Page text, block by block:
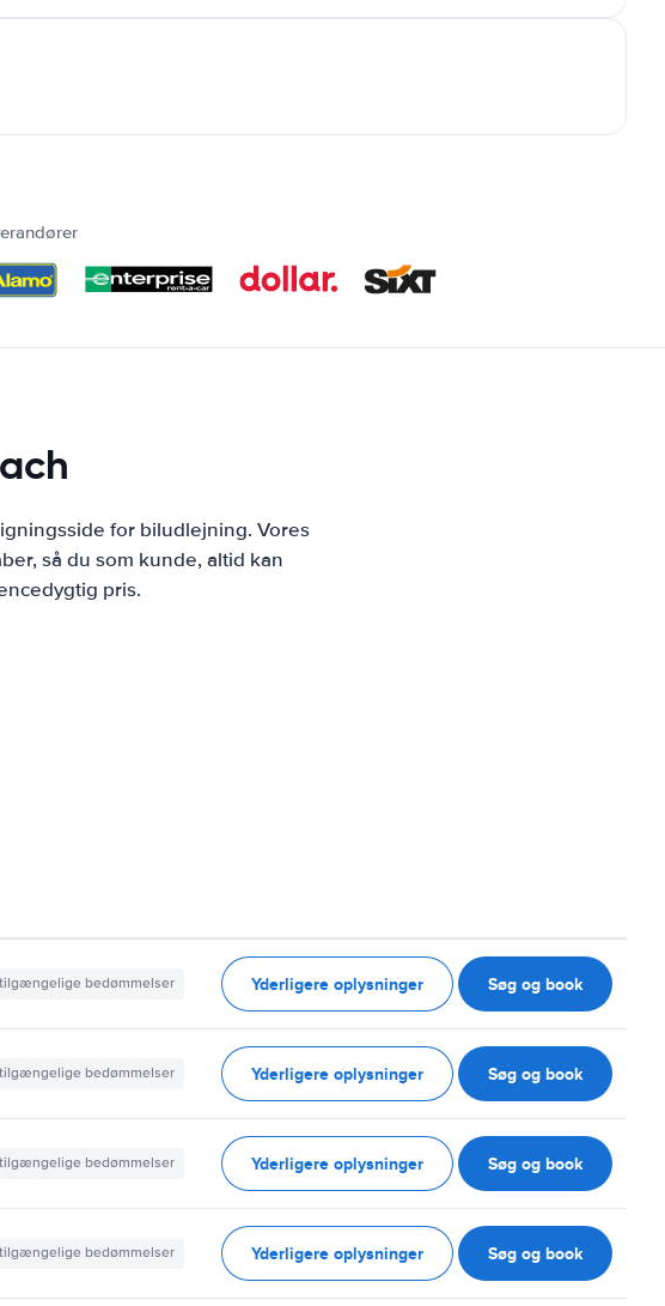
for biludlejning. Vores
så du som kunde, altid kan
pris.
bedømmelser Yderligere oplysninger Søg og book
bedømmelser Yderligere oplysninger Søg og book
bedømmelser Yderligere oplysninger Søg og book
bedømmelser Yderligere oplysninger Søg og book